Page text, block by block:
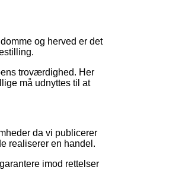
og herved er det
troværdighed. Her
må udnyttes til at
da vi publicerer
realiserer en handel.
imod rettelser